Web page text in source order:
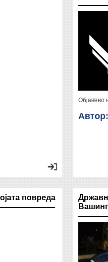
Објавено
повреда